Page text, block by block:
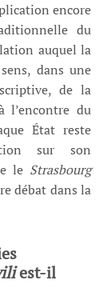
encore
du
auquel la
dans une
de la
l’encontre du
État reste
sur son
le Strasbourg
débat dans la
est-il